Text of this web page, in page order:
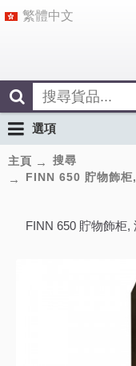
繁體中文
選項
主頁
搜尋
FINN 650 貯物飾
FINN 650 貯物飾柜,